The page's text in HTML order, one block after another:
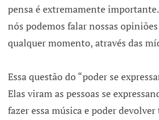
pensa é extremamente
nós podemos falar nossas
qualquer momento, através das
Essa questão do “poder se
Elas viram as pessoas se
fazer essa música e poder